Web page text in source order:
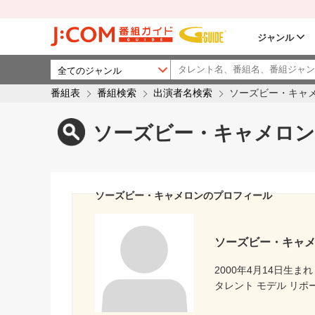
ジャンル
番組表 番組検索 出演者名検索 ソーズビー・キャ
ソーズビー・キャメロ
ソーズビー・キャメロンのプロフィール
ソーズビー・キャ
2000年4月14日生まれ
タレント モデル リポ